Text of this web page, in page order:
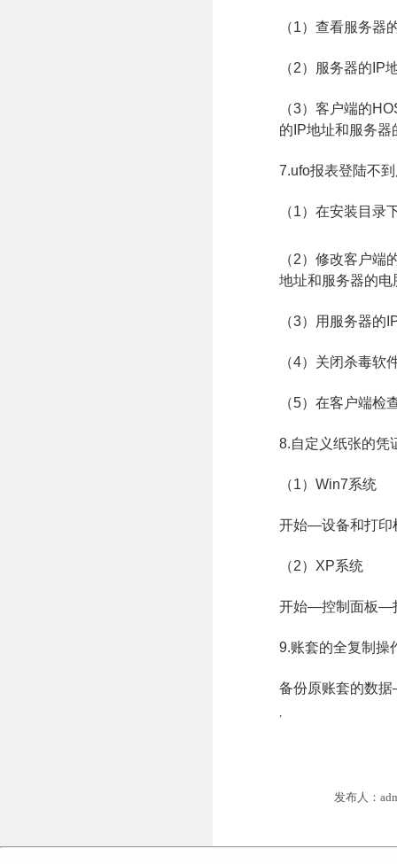
（1）查看服务器
（2）服务器的IP
（3）客户端的
的IP地址和服务器
7.ufo报表登陆不
（1）在安装目录
（2）修改客户
地址和服务器的电
（3）用服务器的
（4）关闭杀毒软
（5）在客户端检
8.自定义纸张的凭
（1）Win7系统
开始—设备和打
（2）XP系统
开始—控制面板—
9.账套的全复制操
备份原账套的数
,
发布人：